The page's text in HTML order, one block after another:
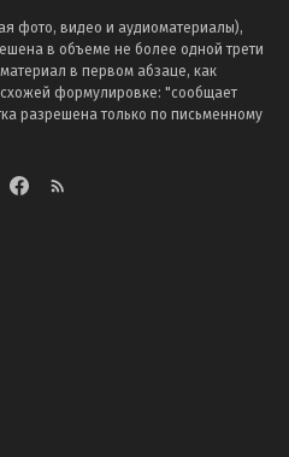
фото, видео и аудиоматериалы),
в объеме не более одной трети
в первом абзаце, как
формулировке: "сообщает
разрешена только по письменному